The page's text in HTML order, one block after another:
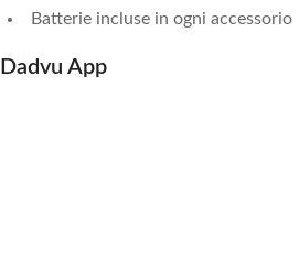
Batterie incluse in ogni accessorio
Dadvu App